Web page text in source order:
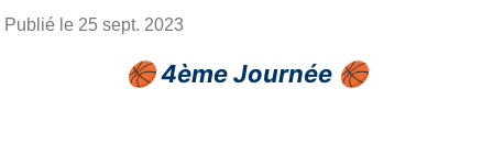
Publié le 25 sept. 2023
🏀 4ème Journée 🏀